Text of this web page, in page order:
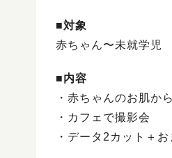
■対象
赤ちゃん〜未就学児
■内容
・赤ちゃんのお肌か
・カフェで撮影会
・データ2カット＋お